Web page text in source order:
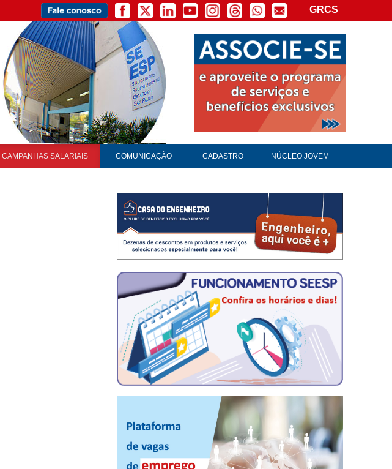
GRCS
CAMPANHAS SALARIAIS COMUNICAÇÃO CADASTRO NÚCLEO JOVEM